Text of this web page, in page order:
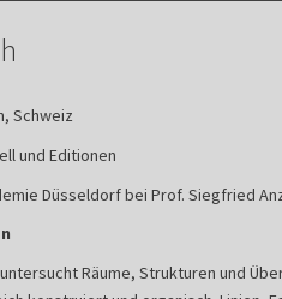
Schweiz
und Editionen
Düsseldorf bei Prof. Siegfried
Räume, Strukturen und